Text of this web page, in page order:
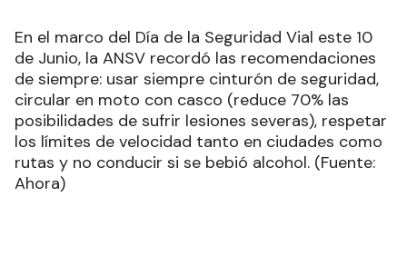
En el marco del Día de la Seguridad Vial este 10
de Junio, la ANSV recordó las recomendaciones
de siempre: usar siempre cinturón de seguridad,
circular en moto con casco (reduce 70% las
posibilidades de sufrir lesiones severas), respetar
los límites de velocidad tanto en ciudades como
rutas y no conducir si se bebió alcohol. (Fuente:
Ahora)